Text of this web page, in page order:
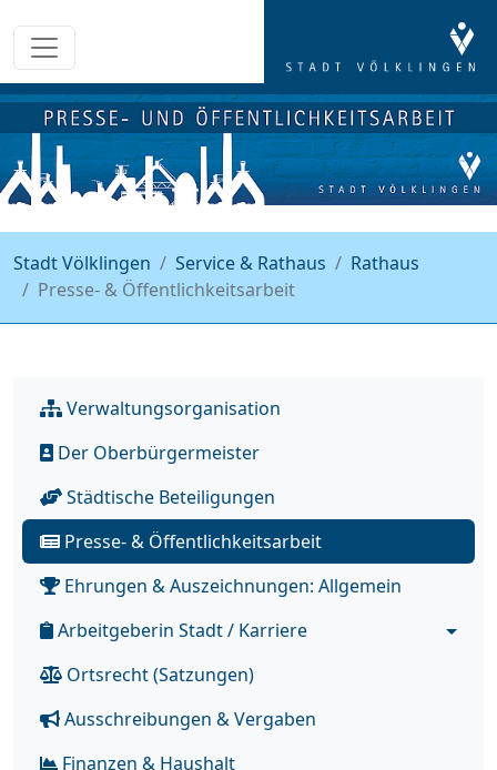
Stadt Völklingen Service & Rathaus
Rathaus
Presse- & Öffentlichkeitsarbeit
Verwaltungsorganisation
Der Oberbürgermeister
Städtische Beteiligungen
Presse- & Öffentlichkeitsarbeit
Ehrungen & Auszeichnungen: Allgemein
Arbeitgeberin Stadt / Karriere
Ortsrecht (Satzungen)
Ausschreibungen & Vergaben
Finanzen & Haushalt